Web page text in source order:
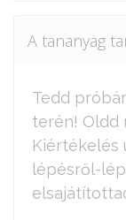
A tananyag
Tedd
terén! Oldd
Kiértékelés
lépésről-